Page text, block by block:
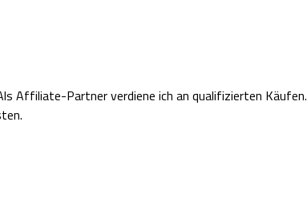
Affiliate-Partner verdiene ich an qualifizierten Käufen.